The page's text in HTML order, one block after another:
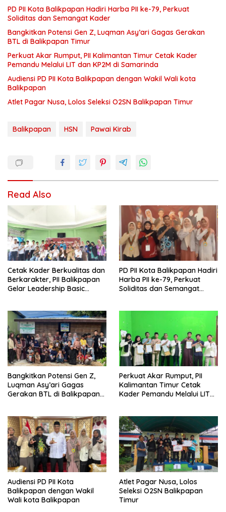
PD PII Kota Balikpapan Hadiri Harba PII ke-79, Perkuat
Soliditas dan Semangat Kader
Bangkitkan Potensi Gen Z, Luqman Asy’ari Gagas Gerakan
BTL di Balikpapan Timur
Perkuat Akar Rumput, PII Kalimantan Timur Cetak Kader
Pemandu Melalui LIT dan KP2M di Samarinda
Audiensi PD PII Kota Balikpapan dengan Wakil Wali kota
Balikpapan
Atlet Pagar Nusa, Lolos Seleksi O2SN Balikpapan Timur
Balikpapan HSN Pawai Kirab
Read Also
Cetak Kader Berkualitas dan
Berkarakter, PII Balikpapan
Gelar Leadership Basic
PD PII Kota Balikpapan Hadiri
Harba PII ke-79, Perkuat
Soliditas dan Semangat
Bangkitkan Potensi Gen Z,
Luqman Asy’ari Gagas
Gerakan BTL di Balikpapan
Perkuat Akar Rumput, PII
Kalimantan Timur Cetak
Kader Pemandu Melalui LIT
Audiensi PD PII Kota
Balikpapan dengan Wakil
Wali kota Balikpapan
Atlet Pagar Nusa, Lolos
Seleksi O2SN Balikpapan
Timur